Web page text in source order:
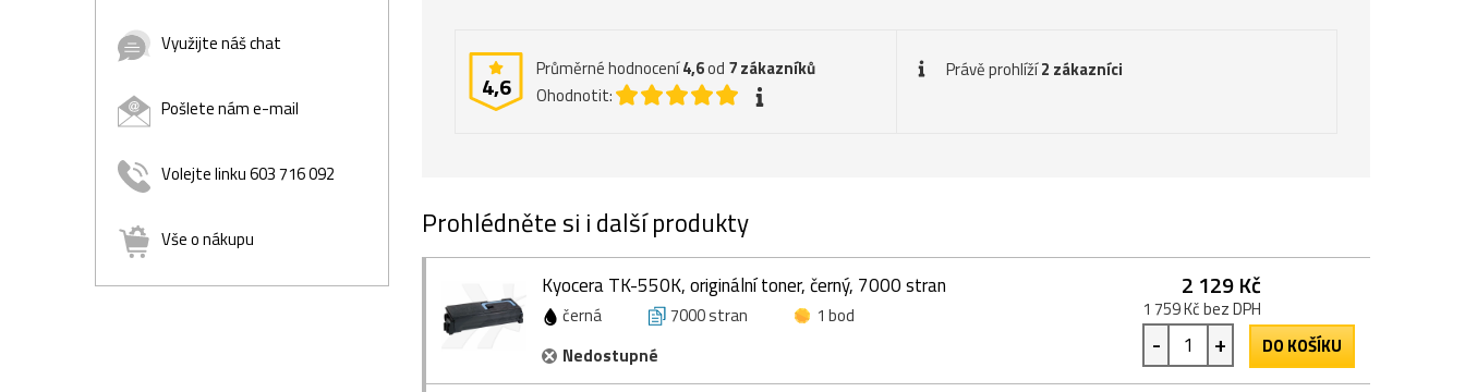
Využijte náš chat
Pošlete nám e-mail
Volejte linku 603 716 092
Vše o nákupu
4,6
Průměrné hodnocení4,6od 7zákazníků
Ohodnotit:
Právě prohlíží2 zákazníci
Prohlédněte si i další produkty
Kyocera TK-550K, originální toner, černý, 7000 stran
černá 7000 stran
1 bod
Nedostupné
2 129 Kč
1 759 Kč bez DPH
- + DO KOŠÍKU